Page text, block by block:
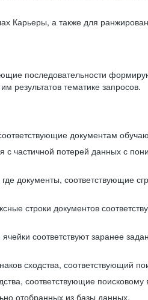
Карьеры, а также для
последовательности
результатов тематике запросов.
документам
частичной потерей данных с
документы, соответствующие
строки документов
соответствуют заранее
сходства, соответствующий
соответствующие
отобранных из базы данных.